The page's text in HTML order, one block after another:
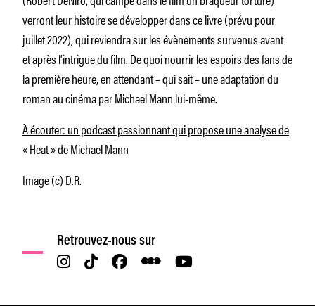
verront leur histoire se développer dans ce livre (prévu pour
juillet 2022), qui reviendra sur les évènements survenus avant
et après l’intrigue du film. De quoi nourrir les espoirs des fans de
la première heure, en attendant – qui sait – une adaptation du
roman au cinéma par Michael Mann lui-même.
À écouter: un podcast passionnant qui propose une analyse de
« Heat » de Michael Mann
Image (c) D.R.
Retrouvez-nous sur